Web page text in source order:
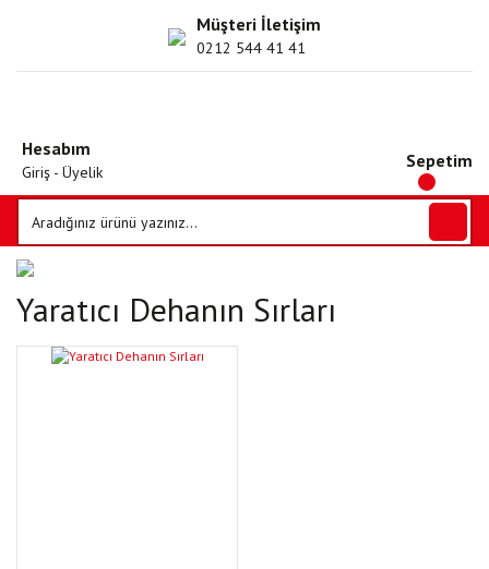
Müşteri İletişim
0212 544 41 41
Hesabım
Giriş - Üyelik
Sepetim
Yaratıcı Dehanın Sırları